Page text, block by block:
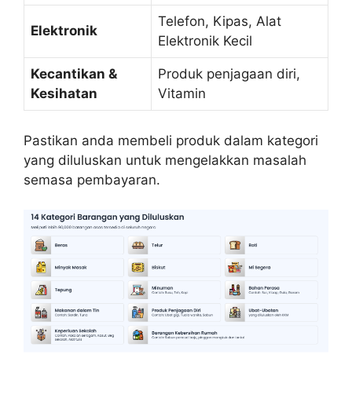
Elektronik
Telefon, Kipas, Alat
Elektronik Kecil
Kecantikan &
Kesihatan
Produk penjagaan diri,
Vitamin
Pastikan anda membeli produk dalam kategori
yang diluluskan untuk mengelakkan masalah
semasa pembayaran.